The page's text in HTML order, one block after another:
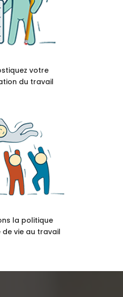
votre
du travail
la politique
vie au travail